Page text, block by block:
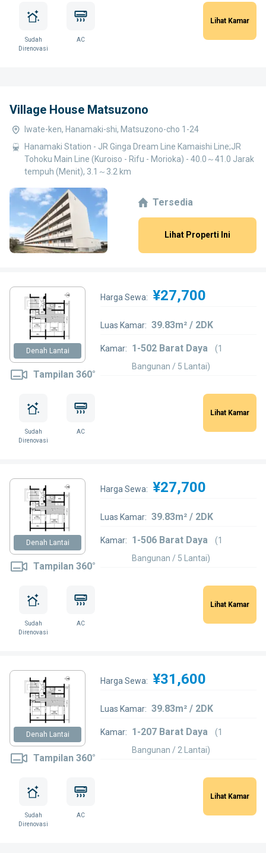
Sudah
Direnovasi
AC
Lihat Kamar
Village House Matsuzono
Iwate-ken, Hanamaki-shi, Matsuzono-cho 1-24
Hanamaki Station - JR Ginga Dream Line Kamaishi Line;JR
Tohoku Main Line (Kuroiso - Rifu - Morioka) - 40.0～41.0 Jarak
tempuh (Menit), 3.1～3.2 km
Tersedia
Lihat Properti Ini
Denah Lantai
Tampilan 360°
Harga Sewa: ¥27,700
Luas Kamar: 39.83m² / 2DK
Kamar: 1-502 Barat Daya
(1
Bangunan / 5 Lantai)
Sudah
Direnovasi
AC
Lihat Kamar
Denah Lantai
Tampilan 360°
Harga Sewa: ¥27,700
Luas Kamar: 39.83m² / 2DK
Kamar: 1-506 Barat Daya
(1
Bangunan / 5 Lantai)
Sudah
Direnovasi
AC
Lihat Kamar
Denah Lantai
Tampilan 360°
Harga Sewa: ¥31,600
Luas Kamar: 39.83m² / 2DK
Kamar: 1-207 Barat Daya
(1
Bangunan / 2 Lantai)
Sudah
Direnovasi
AC
Lihat Kamar